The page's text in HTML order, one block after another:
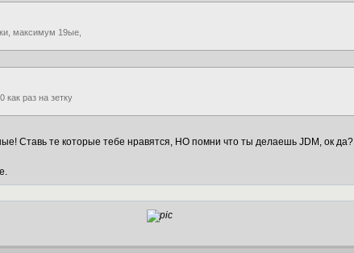
максимум 19ые,
раз на зетку
Ставь те которые тебе нравятся, НО помни что ты делаешь JDM, ок да?